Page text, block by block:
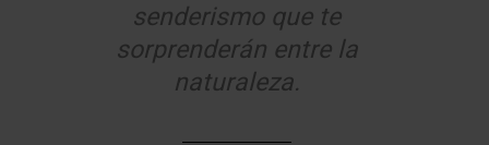
senderismo que te
sorprenderán entre la
naturaleza.